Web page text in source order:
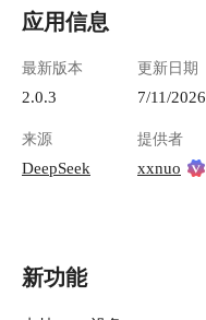
应用信息
最新版本
2.0.3
更新日期
7/11/2026
来源
DeepSeek
提供者
xxnuo
新功能